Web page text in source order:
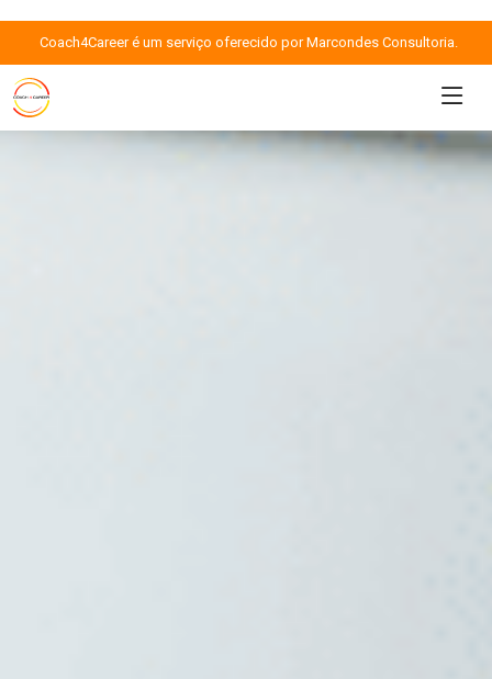
Coach4Career é um serviço oferecido por Marcondes Consultoria.